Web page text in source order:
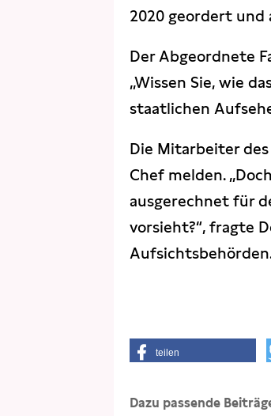
2020 geordert und
Der Abgeordnete
„Wissen Sie, wie
staatlichen
Die Mitarbeiter
Chef melden.
ausgerechnet für
vorsieht?“, fragte
Aufsichtsbehörden.
teilen
Dazu passende